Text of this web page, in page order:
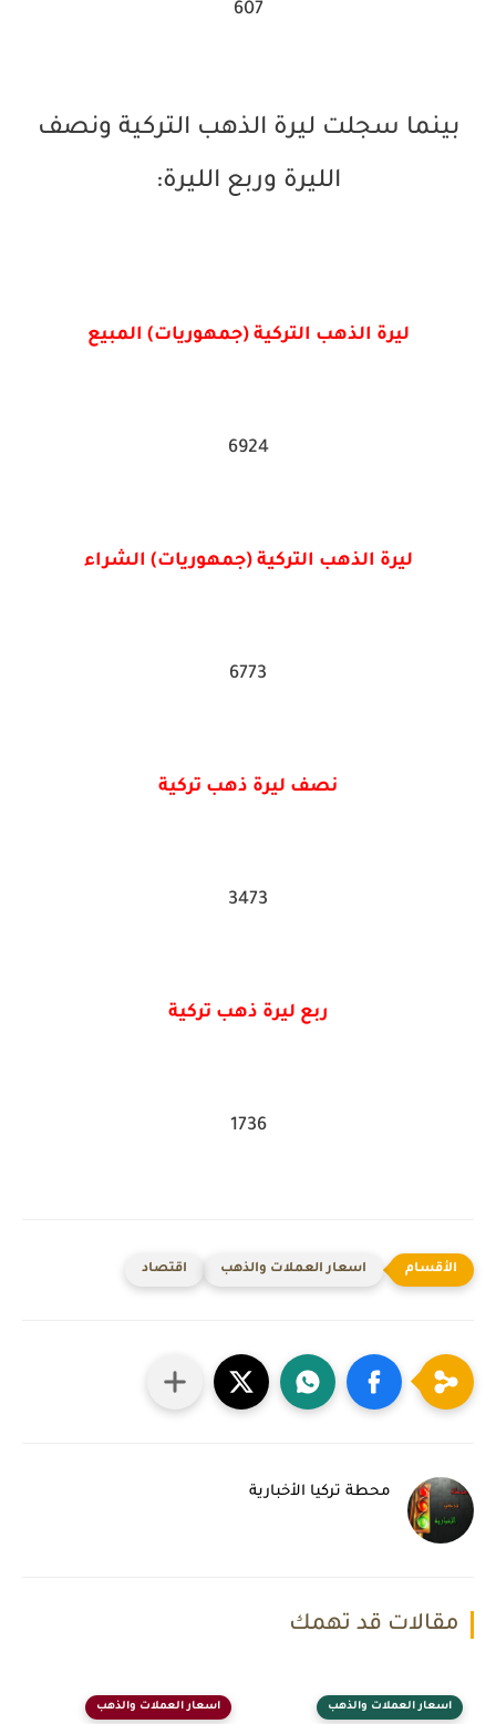
607
بينما سجلت ليرة الذهب التركية ونصف
الليرة وربع الليرة:
ليرة الذهب التركية (جمهوريات) المبيع
6924
ليرة الذهب التركية (جمهوريات) الشراء
6773
نصف ليرة ذهب تركية
3473
ربع ليرة ذهب تركية
1736
اسعار العملات والذهب اقتصاد
محطة تركيا الأخبارية
مقالات قد تهمك
اسعار العملات والذهب اسعار العملات والذهب